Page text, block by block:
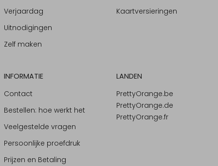
Verjaardag
Uitnodigingen
Zelf maken
Kaartversieringen
INFORMATIE
Contact
Bestellen: hoe werkt het
Veelgestelde vragen
Persoonlijke proefdruk
Prijzen en Betaling
LANDEN
PrettyOrange.be
PrettyOrange.de
PrettyOrange.fr